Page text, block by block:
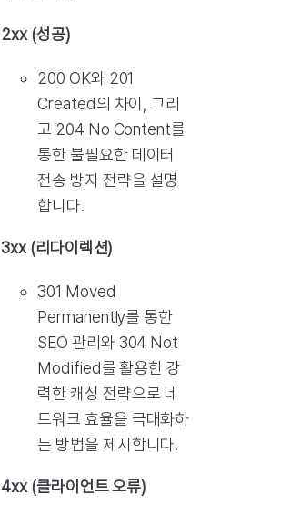
2xx (성공)
200 OK와 201
Created의 차이, 그리
고 204 No Content를
통한 불필요한 데이터
전송 방지 전략을 설명
합니다.
3xx (리다이렉션)
301 Moved
Permanently를 통한
SEO 관리와 304 Not
Modified를 활용한 강
력한 캐싱 전략으로 네
트워크 효율을 극대화하
는 방법을 제시합니다.
4xx (클라이언트 오류)